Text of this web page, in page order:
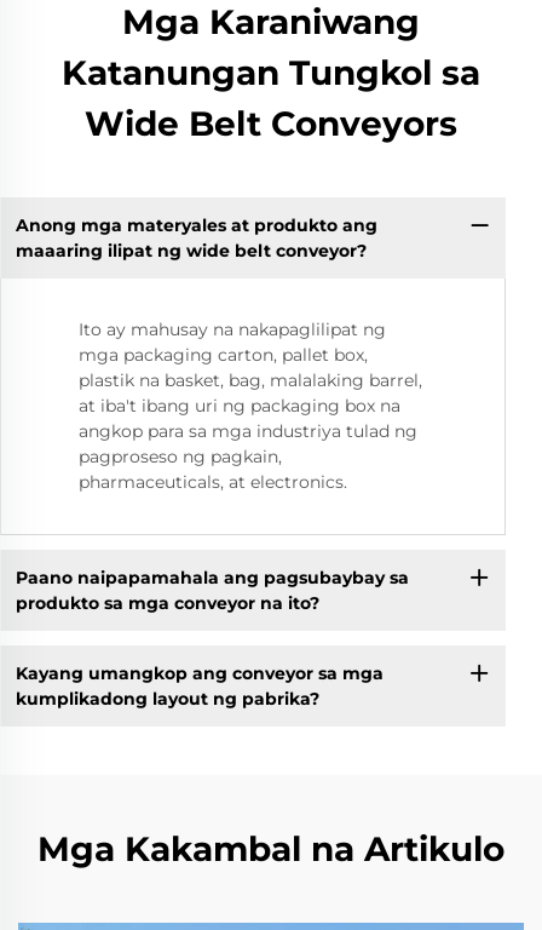
Mga Karaniwang
Katanungan Tungkol sa
Wide Belt Conveyors
Anong mga materyales at produkto ang
maaaring ilipat ng wide belt conveyor?
Ito ay mahusay na nakapaglilipat ng
mga packaging carton, pallet box,
plastik na basket, bag, malalaking barrel,
at iba't ibang uri ng packaging box na
angkop para sa mga industriya tulad ng
pagproseso ng pagkain,
pharmaceuticals, at electronics.
Paano naipapamahala ang pagsubaybay sa
produkto sa mga conveyor na ito?
Kayang umangkop ang conveyor sa mga
kumplikadong layout ng pabrika?
Mga Kakambal na Artikulo